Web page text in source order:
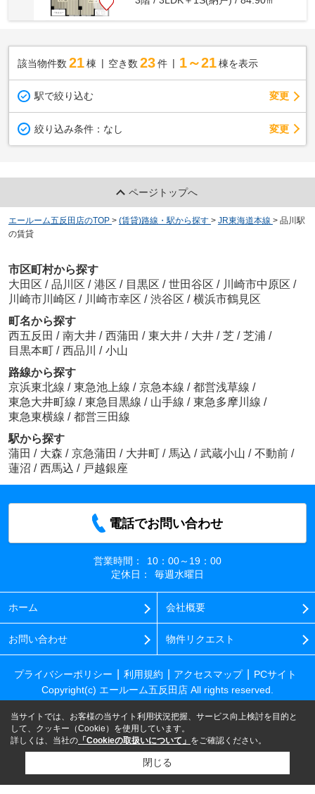
該当物件数 21棟 空き数 23 件 1～21 棟を表示
駅で絞り込む 変更
絞り込み条件： なし 変更
ページトップへ
エールーム五反田店のTOP > (賃貸)路線・駅から探す > JR東海道本線 > 品川駅
の賃貸
市区町村から探す
大田区 / 品川区 / 港区 / 目黒区 / 世田谷区 / 川崎市中原区 /
川崎市川崎区 / 川崎市幸区 / 渋谷区 / 横浜市鶴見区
町名から探す
西五反田 / 南大井 / 西蒲田 / 東大井 / 大井 / 芝 / 芝浦 /
目黒本町 / 西品川 / 小山
路線から探す
京浜東北線 / 東急池上線 / 京急本線 / 都営浅草線 /
東急大井町線 / 東急目黒線 / 山手線 / 東急多摩川線 /
東急東横線 / 都営三田線
駅から探す
蒲田 / 大森 / 京急蒲田 / 大井町 / 馬込 / 武蔵小山 / 不動前 /
蓮沼 / 西馬込 / 戸越銀座
電話でお問い合わせ
営業時間：
10：00～19：00
定休日：
毎週水曜日
ホーム 会社概要
お問い合わせ 物件リクエスト
プライバシーポリシー 利用規約 アクセスマップ
PCサイト
Copyright(c) エールーム五反田店 All rights reserved.
当サイトでは、お客様の当サイト利用状況把握、サービス向上検討を目的と
して、クッキー（Cookie）を使用しています。
詳しくは、当社の 「Cookieの取扱いについて」 をご確認ください。
閉じる